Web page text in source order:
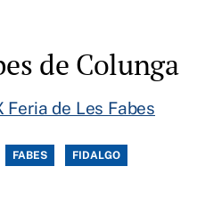
de Colunga
Feria de Les Fabes
FABES FIDALGO